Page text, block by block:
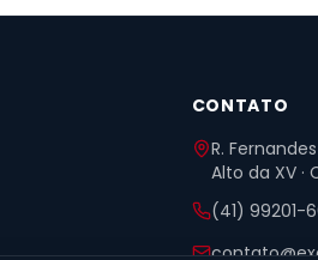
CONTATO
R.
Alto da XV ·
(41) 99201-